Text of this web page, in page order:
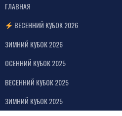
ГЛАВНАЯ
ВЕСЕННИЙ КУБОК 2026
ЗИМНИЙ КУБОК 2026
ОСЕННИЙ КУБОК 2025
ВЕСЕННИЙ КУБОК 2025
ЗИМНИЙ КУБОК 2025